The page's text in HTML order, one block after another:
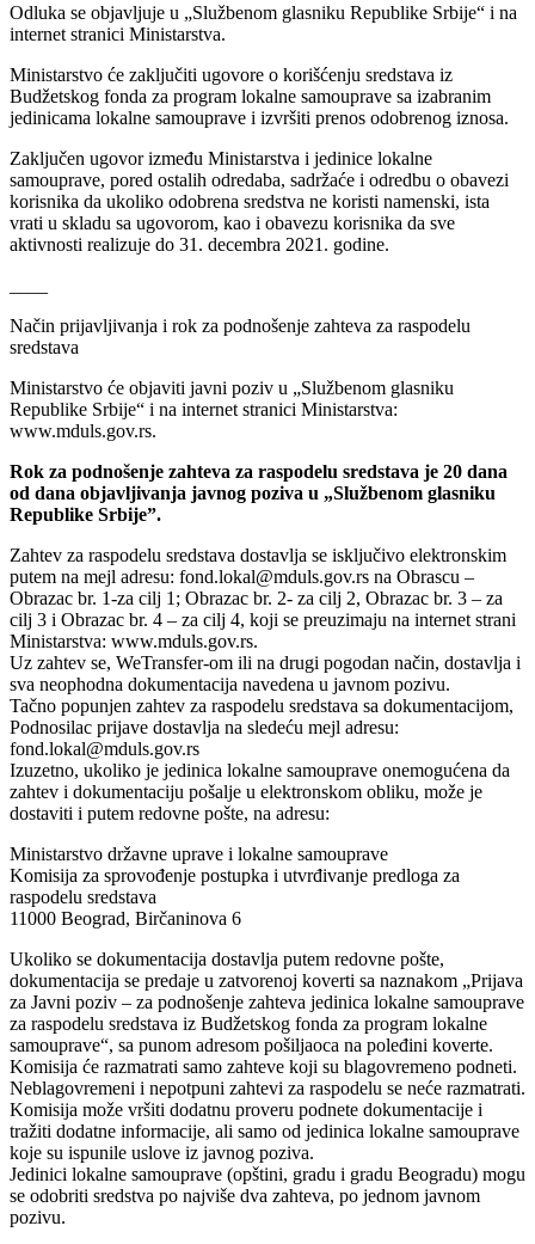
Odluka se objavljuje u „Službenom glasniku Republike Srbije“ i na
internet stranici Ministarstva.
Ministarstvo će zaključiti ugovore o korišćenju sredstava iz
Budžetskog fonda za program lokalne samouprave sa izabranim
jedinicama lokalne samouprave i izvršiti prenos odobrenog iznosa.
Zaključen ugovor između Ministarstva i jedinice lokalne
samouprave, pored ostalih odredaba, sadržaće i odredbu o obavezi
korisnika da ukoliko odobrena sredstva ne koristi namenski, ista
vrati u skladu sa ugovorom, kao i obavezu korisnika da sve
aktivnosti realizuje do 31. decembra 2021. godine.
Način prijavljivanja i rok za podnošenje zahteva za raspodelu
sredstava
Ministarstvo će objaviti javni poziv u „Službenom glasniku
Republike Srbije“ i na internet stranici Ministarstva:
www.mduls.gov.rs.
Rok za podnošenje zahteva za raspodelu sredstava je 20 dana
od dana objavljivanja javnog poziva u „Službenom glasniku
Republike Srbije”.
Zahtev za raspodelu sredstava dostavlja se isključivo elektronskim
putem na mejl adresu: fond.lokal@mduls.gov.rs na Obrascu –
Obrazac br. 1-za cilj 1; Obrazac br. 2- za cilj 2, Obrazac br. 3 – za
cilj 3 i Obrazac br. 4 – za cilj 4, koji se preuzimaju na internet strani
Ministarstva: www.mduls.gov.rs.
Uz zahtev se, WeTransfer-om ili na drugi pogodan način, dostavlja i
sva neophodna dokumentacija navedena u javnom pozivu.
Tačno popunjen zahtev za raspodelu sredstava sa dokumentacijom,
Podnosilac prijave dostavlja na sledeću mejl adresu:
fond.lokal@mduls.gov.rs
Izuzetno, ukoliko je jedinica lokalne samouprave onemogućena da
zahtev i dokumentaciju pošalje u elektronskom obliku, može je
dostaviti i putem redovne pošte, na adresu:
Ministarstvo državne uprave i lokalne samouprave
Komisija za sprovođenje postupka i utvrđivanje predloga za
raspodelu sredstava
11000 Beograd, Birčaninova 6
Ukoliko se dokumentacija dostavlja putem redovne pošte,
dokumentacija se predaje u zatvorenoj koverti sa naznakom „Prijava
za Javni poziv – za podnošenje zahteva jedinica lokalne samouprave
za raspodelu sredstava iz Budžetskog fonda za program lokalne
samouprave“, sa punom adresom pošiljaoca na poleđini koverte.
Komisija će razmatrati samo zahteve koji su blagovremeno podneti.
Neblagovremeni i nepotpuni zahtevi za raspodelu se neće razmatrati.
Komisija može vršiti dodatnu proveru podnete dokumentacije i
tražiti dodatne informacije, ali samo od jedinica lokalne samouprave
koje su ispunile uslove iz javnog poziva.
Jedinici lokalne samouprave (opštini, gradu i gradu Beogradu) mogu
se odobriti sredstva po najviše dva zahteva, po jednom javnom
pozivu.